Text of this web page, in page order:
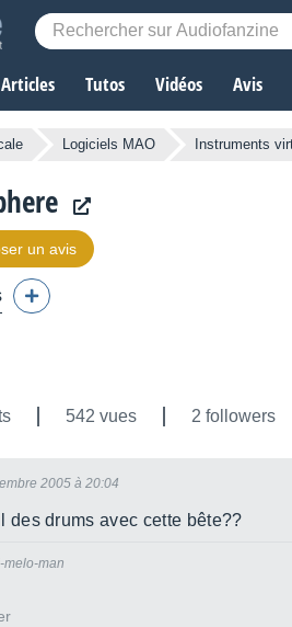
Articles Tutos Vidéos Avis
Logiciels MAO Instruments
un avis
542 vues 2 followers
2005 à 20:04
des drums avec cette bête??
melo-man